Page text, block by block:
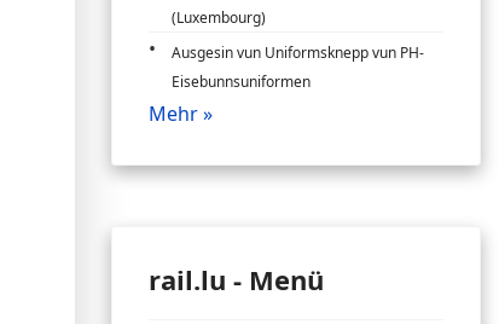
(Luxembourg)
Ausgesin vun Uniformsknepp vun PH-
Eisebunnsuniformen
Mehr »
rail.lu - Menü